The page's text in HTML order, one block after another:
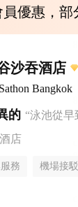
員優惠，
沙吞酒店
Bangkok
的 “泳池從
店
務 機場接